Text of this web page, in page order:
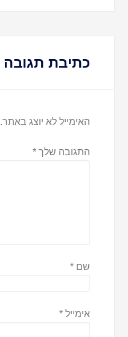
כתיבת תגובה
האימייל לא יוצג באתר.
התגובה שלך*
שם*
אימייל*